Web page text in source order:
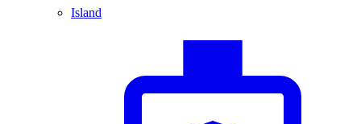
Island